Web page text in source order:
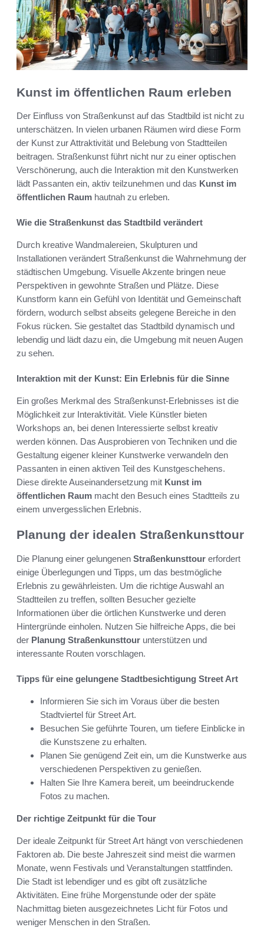
Kunst im öffentlichen Raum erleben
Der Einfluss von Straßenkunst auf das Stadtbild ist nicht zu
unterschätzen. In vielen urbanen Räumen wird diese Form
der Kunst zur Attraktivität und Belebung von Stadtteilen
beitragen. Straßenkunst führt nicht nur zu einer optischen
Verschönerung, auch die Interaktion mit den Kunstwerken
lädt Passanten ein, aktiv teilzunehmen und das Kunst im
öffentlichen Raum hautnah zu erleben.
Wie die Straßenkunst das Stadtbild verändert
Durch kreative Wandmalereien, Skulpturen und
Installationen verändert Straßenkunst die Wahrnehmung der
städtischen Umgebung. Visuelle Akzente bringen neue
Perspektiven in gewohnte Straßen und Plätze. Diese
Kunstform kann ein Gefühl von Identität und Gemeinschaft
fördern, wodurch selbst abseits gelegene Bereiche in den
Fokus rücken. Sie gestaltet das Stadtbild dynamisch und
lebendig und lädt dazu ein, die Umgebung mit neuen Augen
zu sehen.
Interaktion mit der Kunst: Ein Erlebnis für die Sinne
Ein großes Merkmal des Straßenkunst-Erlebnisses ist die
Möglichkeit zur Interaktivität. Viele Künstler bieten
Workshops an, bei denen Interessierte selbst kreativ
werden können. Das Ausprobieren von Techniken und die
Gestaltung eigener kleiner Kunstwerke verwandeln den
Passanten in einen aktiven Teil des Kunstgeschehens.
Diese direkte Auseinandersetzung mit Kunst im
öffentlichen Raum macht den Besuch eines Stadtteils zu
einem unvergesslichen Erlebnis.
Planung der idealen Straßenkunsttour
Die Planung einer gelungenen Straßenkunsttour erfordert
einige Überlegungen und Tipps, um das bestmögliche
Erlebnis zu gewährleisten. Um die richtige Auswahl an
Stadtteilen zu treffen, sollten Besucher gezielte
Informationen über die örtlichen Kunstwerke und deren
Hintergründe einholen. Nutzen Sie hilfreiche Apps, die bei
der Planung Straßenkunsttour unterstützen und
interessante Routen vorschlagen.
Tipps für eine gelungene Stadtbesichtigung Street Art
Informieren Sie sich im Voraus über die besten
Stadtviertel für Street Art.
Besuchen Sie geführte Touren, um tiefere Einblicke in
die Kunstszene zu erhalten.
Planen Sie genügend Zeit ein, um die Kunstwerke aus
verschiedenen Perspektiven zu genießen.
Halten Sie Ihre Kamera bereit, um beeindruckende
Fotos zu machen.
Der richtige Zeitpunkt für die Tour
Der ideale Zeitpunkt für Street Art hängt von verschiedenen
Faktoren ab. Die beste Jahreszeit sind meist die warmen
Monate, wenn Festivals und Veranstaltungen stattfinden.
Die Stadt ist lebendiger und es gibt oft zusätzliche
Aktivitäten. Eine frühe Morgenstunde oder der späte
Nachmittag bieten ausgezeichnetes Licht für Fotos und
weniger Menschen in den Straßen.